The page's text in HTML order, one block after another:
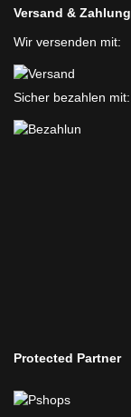
Versand & Zahlung
Wir versenden mit:
Sicher bezahlen mit:
Protected Partner